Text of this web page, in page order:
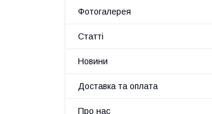
Фотогалерея
Статті
Новини
Доставка та оплата
Про нас